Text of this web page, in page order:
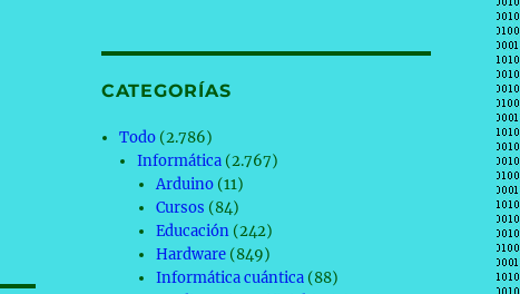
CATEGORÍAS
Todo (2.786)
Informática (2.767)
Arduino(11)
Cursos (84)
Educación(242)
Hardware(849)
Informática cuántica(88)